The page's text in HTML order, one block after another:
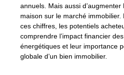
annuels. Mais aussi
maison sur le marché
ces chiffres, les potentiels
comprendre l’impact financier
énergétiques et leur importance
globale d’un bien immobilier.